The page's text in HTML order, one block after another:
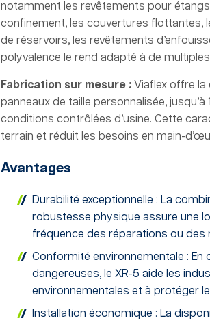
notamment les revêtements pour
confinement, les couvertures flottantes,
de réservoirs, les revêtements
polyvalence le rend adapté à de multiples
Fabrication sur mesure : Viaflex offre la
panneaux de taille personnalisée,
conditions contrôlées d’usine. Cette
terrain et réduit les besoins en main-
Avantages
Durabilité exceptionnelle : La
robustesse physique assure une
fréquence des réparations ou des
Conformité environnementale :
dangereuses, le XR-5 aide les
environnementales et à protéger
Installation économique : La